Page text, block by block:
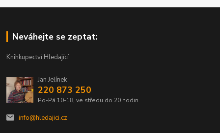
Neváhejte se zeptat:
Knihkupectví Hledající
Jan Jelínek
220 873 250
Po-Pá 10-18, ve středu do 20 hodin
info@hledajici.cz